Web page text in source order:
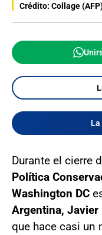
Crédito: Collage
La
Durante el cierre
Política
Washington DC
Argentina, Javier
que hace casi un